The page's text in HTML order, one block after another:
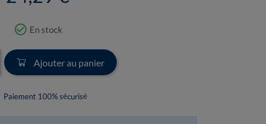
check_circle_outline En stock
Ajouter au panier
Paiement 100% sécurisé